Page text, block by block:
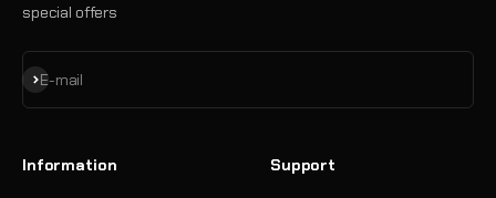
special offers
E-mail
S'inscrire
Information Support